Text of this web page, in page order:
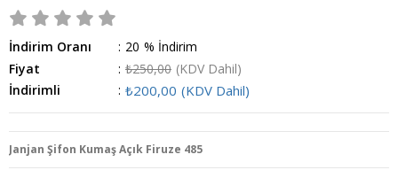
İndirim Oranı : %
20
İndirim
Fiyat
: ₺250,00 (KDV Dahil)
İndirimli
: ₺200,00 (KDV Dahil)
Janjan Şifon Kumaş Açık Firuze 485